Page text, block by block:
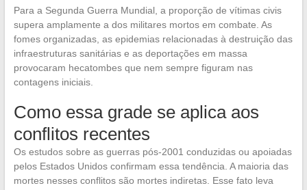
Para a Segunda Guerra Mundial, a proporção de vítimas civis
supera amplamente a dos militares mortos em combate. As
fomes organizadas, as epidemias relacionadas à destruição das
infraestruturas sanitárias e as deportações em massa
provocaram hecatombes que nem sempre figuram nas
contagens iniciais.
Como essa grade se aplica aos
conflitos recentes
Os estudos sobre as guerras pós-2001 conduzidas ou apoiadas
pelos Estados Unidos confirmam essa tendência. A maioria das
mortes nesses conflitos são mortes indiretas. Esse fato leva